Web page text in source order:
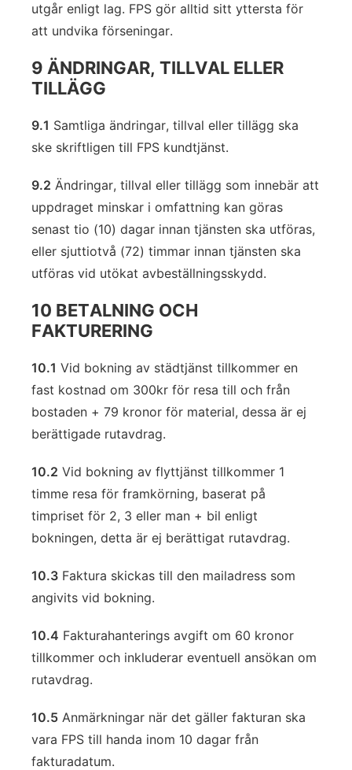
utgår enligt lag. FPS gör alltid sitt yttersta för
att undvika förseningar.
9 ÄNDRINGAR, TILLVAL ELLER
TILLÄGG
9.1 Samtliga ändringar, tillval eller tillägg ska
ske skriftligen till FPS kundtjänst.
9.2 Ändringar, tillval eller tillägg som innebär att
uppdraget minskar i omfattning kan göras
senast tio (10) dagar innan tjänsten ska utföras,
eller sjuttiotvå (72) timmar innan tjänsten ska
utföras vid utökat avbeställningsskydd.
10 BETALNING OCH
FAKTURERING
10.1 Vid bokning av städtjänst tillkommer en
fast kostnad om 300kr för resa till och från
bostaden + 79 kronor för material, dessa är ej
berättigade rutavdrag.
10.2 Vid bokning av flyttjänst tillkommer 1
timme resa för framkörning, baserat på
timpriset för 2, 3 eller man + bil enligt
bokningen, detta är ej berättigat rutavdrag.
10.3 Faktura skickas till den mailadress som
angivits vid bokning.
10.4 Fakturahanterings avgift om 60 kronor
tillkommer och inkluderar eventuell ansökan om
rutavdrag.
10.5 Anmärkningar när det gäller fakturan ska
vara FPS till handa inom 10 dagar från
fakturadatum.